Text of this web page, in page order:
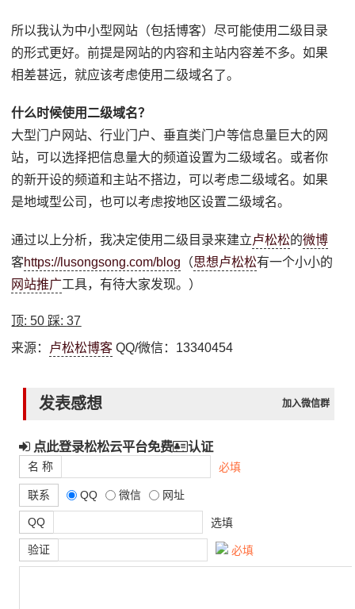
所以我认为中小型网站（包括博客）尽可能使用二级目录
的形式更好。前提是网站的内容和主站内容差不多。如果
相差甚远，就应该考虑使用二级域名了。
什么时候使用二级域名？
大型门户网站、行业门户、垂直类门户等信息量巨大的网
站，可以选择把信息量大的频道设置为二级域名。或者你
的新开设的频道和主站不搭边，可以考虑二级域名。如果
是地域型公司，也可以考虑按地区设置二级域名。
通过以上分析，我决定使用二级目录来建立卢松松的微博
客https://lusongsong.com/blog （思想卢松松有一个小小的
网站推广工具，有待大家发现。）
顶:50 踩:37
来源： 卢松松博客 QQ/微信：13340454
发表感想 加入微信群
点此登录松松云平台免费 认证
名 称 必填
联系 QQ 微信 网址
QQ 选填
验证 必填